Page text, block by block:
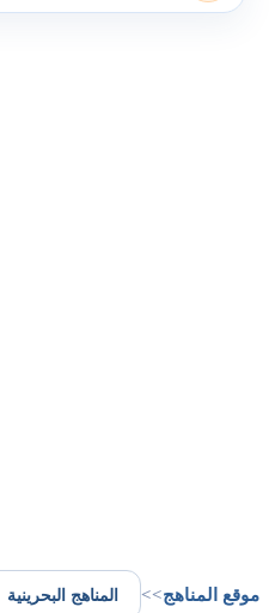
موقع المناهج>>